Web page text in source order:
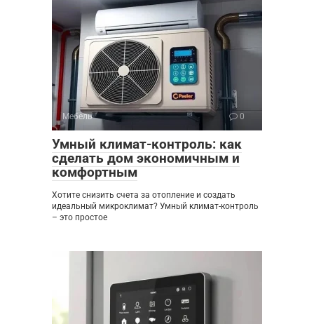
Мебель 0
Умный климат-контроль: как
сделать дом экономичным и
комфортным
Хотите снизить счета за отопление и создать
идеальный микроклимат? Умный климат-контроль
– это простое